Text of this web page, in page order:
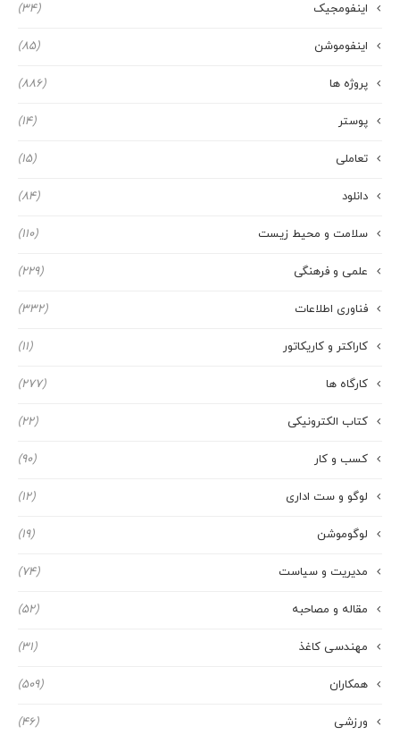
اینفومجیک (34)
اینفوموشن (85)
پروژه ها (886)
پوستر (14)
تعاملی (15)
دانلود (84)
سلامت و محیط زیست (110)
علمی و فرهنگی (229)
فناوری اطلاعات (332)
کاراکتر و کاریکاتور (11)
کارگاه ها (277)
کتاب الکترونیکی (22)
کسب و کار (90)
لوگو و ست اداری (12)
لوگوموشن (19)
مدیریت و سیاست (74)
مقاله و مصاحبه (52)
مهندسی کاغذ (31)
همکاران (509)
ورزشی (46)